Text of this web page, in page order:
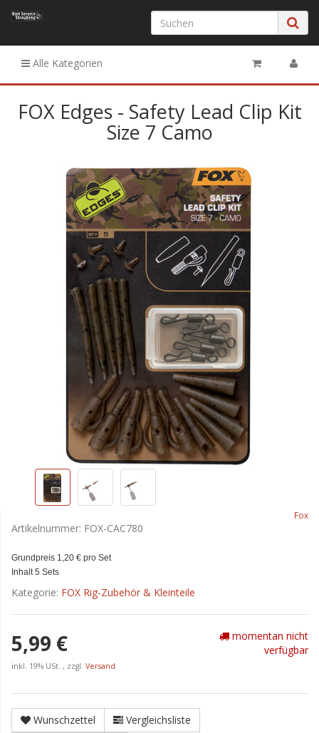
Alle Kategorien
FOX Edges - Safety Lead Clip Kit
Size 7 Camo
Fox
Artikelnummer: FOX-CAC780
Grundpreis 1,20 € pro Set
Inhalt 5 Sets
Kategorie: FOX Rig-Zubehör & Kleinteile
5,99 €
inkl. 19% USt. , zzgl. Versand
momentan nicht
verfügbar
Wunschzettel
Vergleichsliste